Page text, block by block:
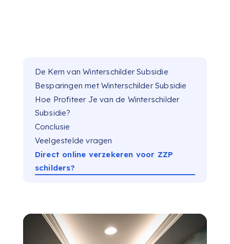
De Kern van Winterschilder Subsidie
Besparingen met Winterschilder Subsidie
Hoe Profiteer Je van de Winterschilder
Subsidie?
Conclusie
Veelgestelde vragen
Direct online verzekeren voor ZZP
schilders?